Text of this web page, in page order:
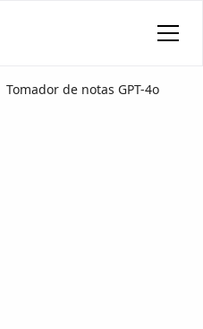
Tomador de notas GPT-4o